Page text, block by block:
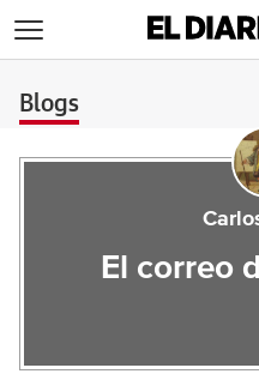
Blogs
El correo